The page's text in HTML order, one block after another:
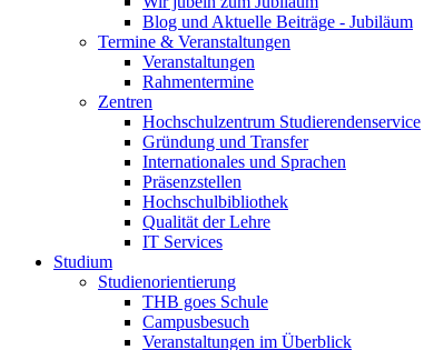
Blog und Aktuelle Beiträge - Jubiläum
Termine & Veranstaltungen
Veranstaltungen
Rahmentermine
Zentren
Hochschulzentrum Studierendenservice
Gründung und Transfer
Internationales und Sprachen
Präsenzstellen
Hochschulbibliothek
Qualität der Lehre
IT Services
Studium
Studienorientierung
THB goes Schule
Campusbesuch
Veranstaltungen im Überblick